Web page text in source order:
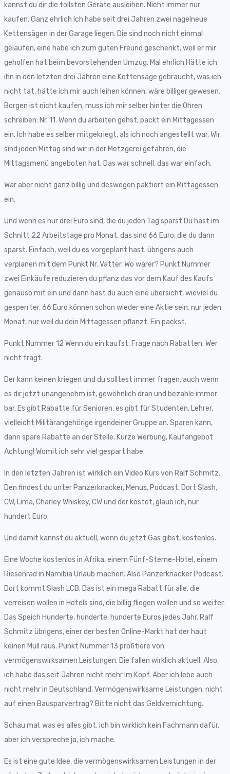
kannst du dir die tollsten Geräte ausleihen. Nicht immer nur
kaufen. Ganz ehrlich Ich habe seit drei Jahren zwei nagelneue
Kettensägen in der Garage liegen. Die sind noch nicht einmal
gelaufen, eine habe ich zum guten Freund geschenkt, weil er mir
geholfen hat beim bevorstehenden Umzug. Mal ehrlich Hätte ich
ihn in den letzten drei Jahren eine Kettensäge gebraucht, was ich
nicht tat, hätte ich mir auch leihen können, wäre billiger gewesen.
Borgen ist nicht kaufen, muss ich mir selber hinter die Ohren
schreiben. Nr. 11. Wenn du arbeiten gehst, packt ein Mittagessen
ein. Ich habe es selber mitgekriegt, als ich noch angestellt war. Wir
sind jeden Mittag sind wir in der Metzgerei gefahren, die
Mittagsmenü angeboten hat. Das war schnell, das war einfach.
War aber nicht ganz billig und deswegen paktiert ein Mittagessen
ein.
Und wenn es nur drei Euro sind, die du jeden Tag sparst Du hast im
Schnitt 22 Arbeitstage pro Monat, das sind 66 Euro, die du dann
sparst. Einfach, weil du es vorgeplant hast. übrigens auch
verplanen mit dem Punkt Nr. Vatter. Wo warer? Punkt Nummer
zwei Einkäufe reduzieren du pflanz das vor dem Kauf des Kaufs
genauso mit ein und dann hast du auch eine übersicht, wieviel du
gesperrter. 66 Euro können schon wieder eine Aktie sein, nur jeden
Monat, nur weil du dein Mittagessen pflanzt. Ein packst.
Punkt Nummer 12 Wenn du ein kaufst. Frage nach Rabatten. Wer
nicht fragt.
Der kann keinen kriegen und du solltest immer fragen, auch wenn
es dir jetzt unangenehm ist, gewöhnlich dran und bezahle immer
bar. Es gibt Rabatte für Senioren, es gibt für Studenten, Lehrer,
vielleicht Militärangehörige irgendeiner Gruppe an. Sparen kann,
dann spare Rabatte an der Stelle. Kurze Werbung, Kaufangebot
Achtung! Womit ich sehr viel gespart habe.
In den letzten Jahren ist wirklich ein Video Kurs von Ralf Schmitz.
Den findest du unter Panzerknacker, Menus, Podcast. Dort Slash,
CW, Lima, Charley Whiskey, CW und der kostet, glaub ich, nur
hundert Euro.
Und damit kannst du aktuell, wenn du jetzt Gas gibst, kostenlos.
Eine Woche kostenlos in Afrika, einem Fünf-Sterne-Hotel, einem
Riesenrad in Namibia Urlaub machen. Also Panzerknacker Podcast.
Dort kommt Slash LCB. Das ist ein mega Rabatt für alle, die
verreisen wollen in Hotels sind, die billig fliegen wollen und so weiter.
Das Speich Hunderte, hunderte, hunderte Euros jedes Jahr. Ralf
Schmitz übrigens, einer der besten Online-Markt hat der haut
keinen Müll raus. Punkt Nummer 13 profitiere von
vermögenswirksamen Leistungen. Die fallen wirklich aktuell. Also,
ich habe das seit Jahren nicht mehr im Kopf. Aber ich lebe auch
nicht mehr in Deutschland. Vermögenswirksame Leistungen, nicht
auf einen Bausparvertrag? Bitte nicht das Geldvernichtung.
Schau mal, was es alles gibt, ich bin wirklich kein Fachmann dafür,
aber ich verspreche ja, ich mache.
Es ist eine gute Idee, die vermögenswirksamen Leistungen in der